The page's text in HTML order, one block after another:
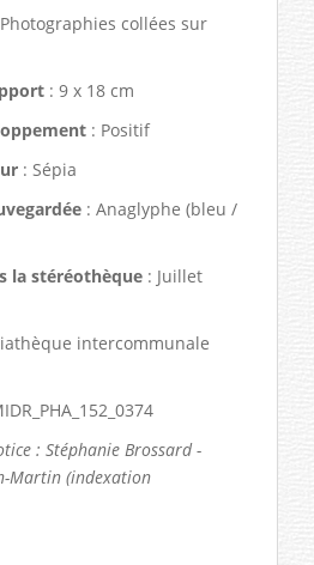
collées sur
: 9 x 18 cm
: Positif
: Sépia
: Anaglyphe (bleu /
la stéréothèque : Juillet
intercommunale
: Stéphanie Brossard -
Martin (indexation